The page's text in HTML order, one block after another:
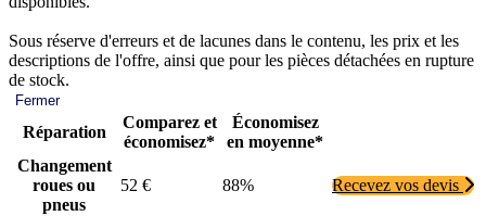
Sous réserve d'erreurs et de lacunes dans le contenu, les prix et les
descriptions de l'offre, ainsi que pour les pièces détachées en rupture
de stock.
Fermer
Réparation
Comparez et
économisez*
Économisez
en moyenne*
Changement
roues ou
pneus
52 € 88% Recevez vos devis